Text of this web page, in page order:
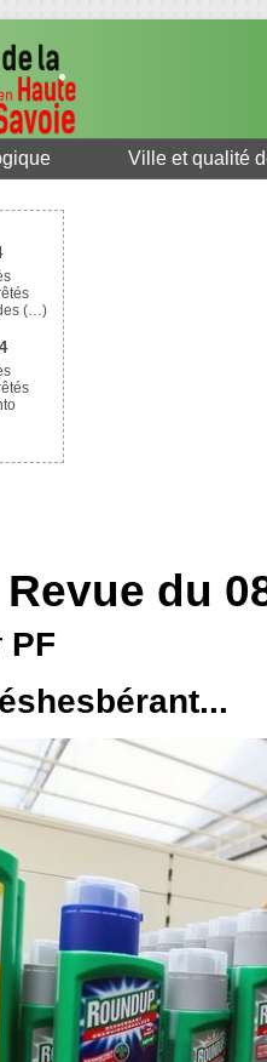
Ville et qualité
(…)
du
PF